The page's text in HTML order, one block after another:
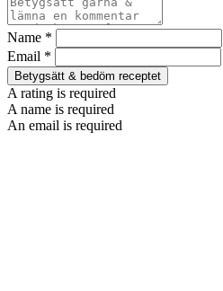
Name *
Email *
Betygsätt & bedöm receptet
A rating is required
A name is required
An email is required